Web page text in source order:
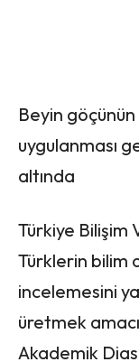
Beyin göçünün
uygulanması
altında
Türkiye Bilişim
Türklerin bilim
incelemesini
üretmek
Akademik